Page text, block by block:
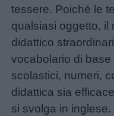
tessere. Poiché le
qualsiasi oggetto, il
didattico
vocabolario di
scolastici, numeri,
didattica sia
si svolga in